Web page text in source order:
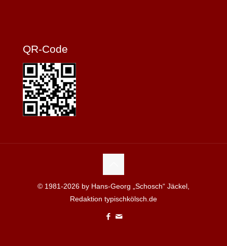
QR-Code
© 1981-2026 by Hans-Georg „Schosch“ Jäckel,
Redaktion typischkölsch.de